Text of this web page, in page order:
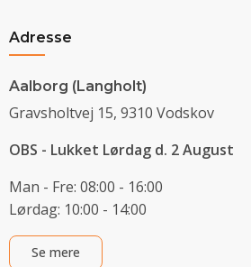
Adresse
Aalborg (Langholt)
Gravsholtvej 15, 9310 Vodskov
OBS - Lukket Lørdag d. 2 August
Man - Fre: 08:00 - 16:00
Lørdag: 10:00 - 14:00
Se mere